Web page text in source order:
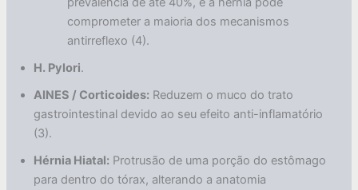
comprometer a maioria dos mecanismos
antirreflexo (4).
H. Pylori.
AINES / Corticoides: Reduzem o muco do trato
gastrointestinal devido ao seu efeito anti-inflamatório
(3).
Hérnia Hiatal: Protrusão de uma porção do estômago
para dentro do tórax, alterando a anatomia